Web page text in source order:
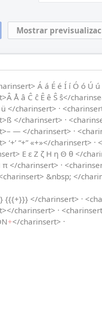
Á á É é Í í Ó ó Ú
Å â Ĉ ĉ Ê ê Ŝ ŝ</
</charinsert> ·
</charinsert> ·
— </charinsert> ·
‘+’ “+” «+»</
Ε ε Ζ ζ Η η Θ θ </
</charinsert> ·
&nbsp; </
{{{+}}} </charinsert> ·
charinsert> ·
+</charinsert> ·